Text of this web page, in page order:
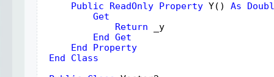
Public
ReadOnly Property Y() As
Get
Return
_y
End Get
End
Property
End
Class